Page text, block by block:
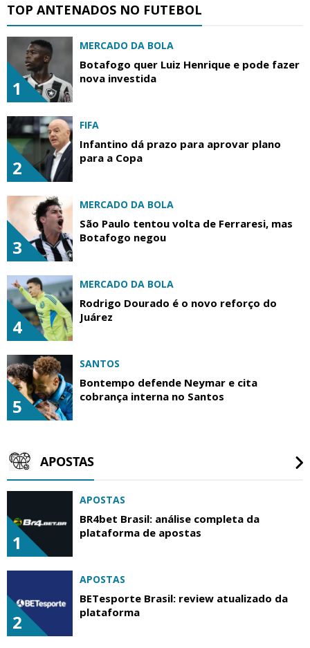
TOP ANTENADOS NO FUTEBOL
1
MERCADO DA BOLA
Botafogo quer Luiz Henrique e pode fazer
nova investida
2
FIFA
Infantino dá prazo para aprovar plano
para a Copa
3
MERCADO DA BOLA
São Paulo tentou volta de Ferraresi, mas
Botafogo negou
4
MERCADO DA BOLA
Rodrigo Dourado é o novo reforço do
Juárez
5
SANTOS
Bontempo defende Neymar e cita
cobrança interna no Santos
APOSTAS
1
APOSTAS
BR4bet Brasil: análise completa da
plataforma de apostas
2
APOSTAS
BETesporte Brasil: review atualizado da
plataforma